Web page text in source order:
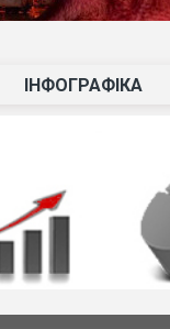
ІНФОГРАФІКА